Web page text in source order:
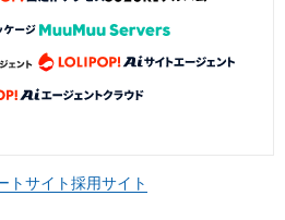
トサイト採用サイト